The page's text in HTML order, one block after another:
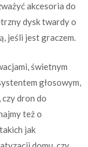
akcesoria do
dysk twardy o
jeśli jest graczem.
świetnym
głosowym,
dron do
też o
jak